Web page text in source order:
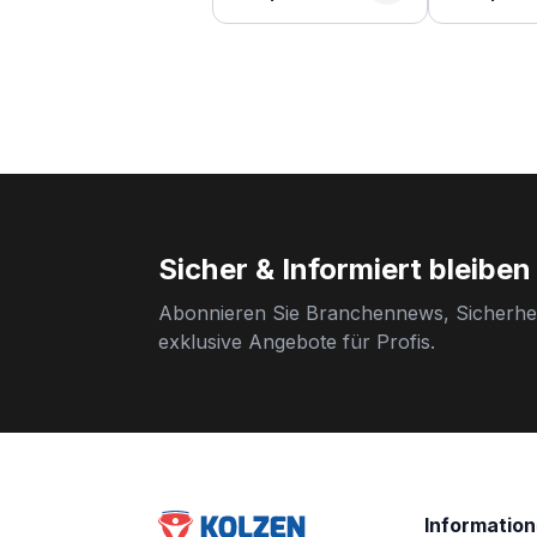
Sicher & Informiert bleiben
Abonnieren Sie Branchennews,
exklusive Angebote für Profis.